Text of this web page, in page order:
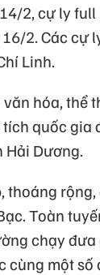
2, cự ly
2. Các cự
Linh.
hóa, thể
quốc gia
Dương.
Toàn
chạy
cùng một